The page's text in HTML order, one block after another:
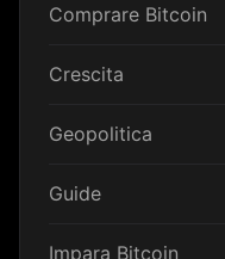
Comprare Bitcoin
Crescita
Geopolitica
Guide
Impara Bitcoin